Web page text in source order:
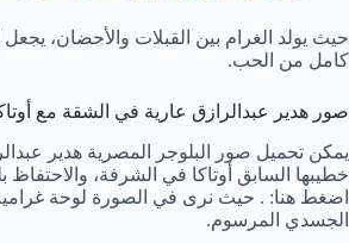
حيث يولد الغرام بين القبلات والأحضان، يجعل
كامل من الحب.
صور هدير عبدالرازق عارية في الشقة مع
يمكن تحميل صور البلوجر المصرية هدير
خطيبها السابق أوتاكا في الشرفة، والاحتفاظ
اضغط هنا: . حيث نرى في الصورة لوحة
الجسدي المرسوم.